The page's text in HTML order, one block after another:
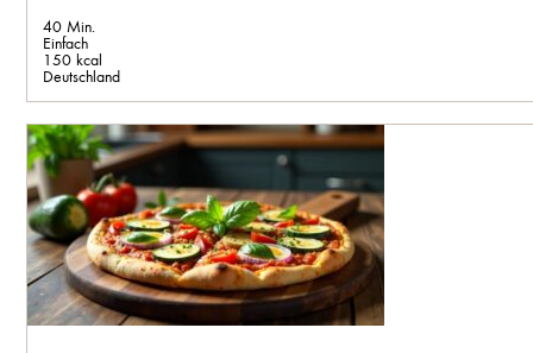
40 Min.
Einfach
150 kcal
Deutschland